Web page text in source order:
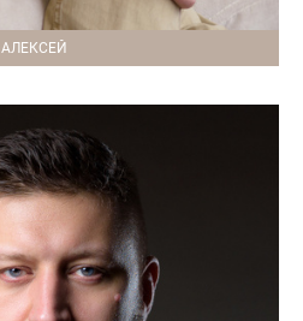
АЛЕКСЕЙ